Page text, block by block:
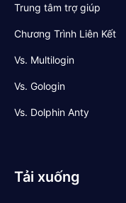
Trung tâm trợ giúp
Chương Trình Liên Kết
Vs. Multilogin
Vs. Gologin
Vs. Dolphin Anty
Tải xuống